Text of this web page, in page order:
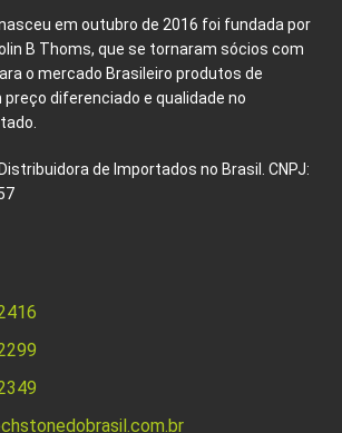
nasceu em outubro de 2016 foi fundada por
B Thoms, que se tornaram sócios com
o mercado Brasileiro produtos de
diferenciado e qualidade no
de Importados no Brasil. CNPJ: